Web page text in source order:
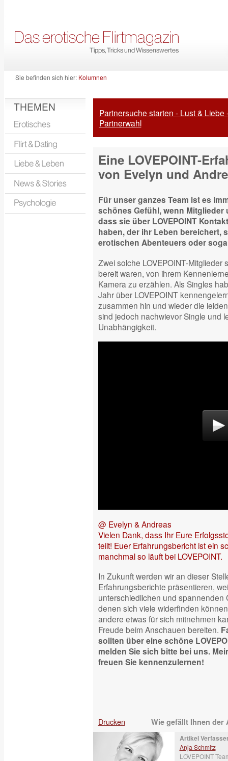
Sie befinden sich hier: Kolumnen
THEMEN
Partnersuche starten - Lust & Liebe
Partnerwahl
Eine LOVEPOINT-
von Evelyn und
Für unser ganzes Team ist es
schönes Gefühl, wenn
dass sie über LOVEPOINT
haben, der ihr Leben bereichert,
erotischen Abenteuers oder
Zwei solche LOVEPOINT-Mitglieder
bereit waren, von ihrem
Kamera zu erzählen. Als Singles
Jahr über LOVEPOINT
zusammen hin und wieder die
sind jedoch nachwievor Single und
Unabhängigkeit.
@ Evelyn & Andreas
Vielen Dank, dass Ihr Eure
teilt! Euer Erfahrungsbericht ist ein
manchmal so läuft bei LOVEPOINT.
In Zukunft werden wir an dieser
Erfahrungsberichte präsentieren,
unterschiedlichen und spannenden
denen sich viele widerfinden
andere etwas für sich mitnehmen
Freude beim Anschauen bereiten.
sollten über eine schöne
melden Sie sich bitte bei uns.
freuen Sie kennenzulernen!
Drucken Wie gefällt Ihnen der
Artikel
Anja Schmitz
LOVEPOINT